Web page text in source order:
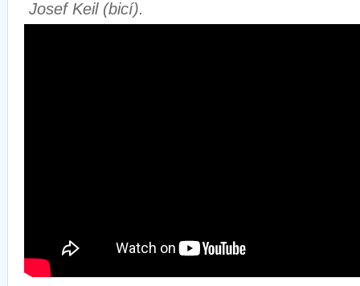
Josef Keil (bicí).